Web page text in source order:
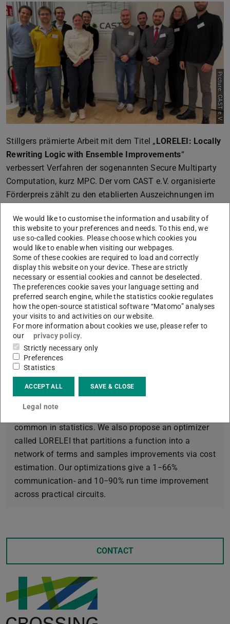
Picture: CAST e.V.
Stillgers prämierte Arbeit mit dem Titel „LORELEI: Locally
Rewriting Logic with Ensemble Improvements“
verbessert Verfahren der sogenannten Secure Multiparty
Computation, kurz MPC. Der vom CAST e.V. organisierte
Förderpreis zählt zu den etablierten Auszeichnungen im
wählte die Preisträgerinnen und Preisträger aus
insgesamt zehn Finalistinnen und Finalisten aus, die ihre
Arbeiten zuvor beim Finalisten-Workshop am Fraunhofer-
Institut für Sichere Informationstechnologie SIT öffentlich
vorgestellt hatten.
Abstract der Masterarbeit
Secure Multiparty Computation (MPC) protocols
allow to compute a function over private data like
medical data, financial transactions, and many
generalize the MPC protocols ASTRA (CCSW'19) and
computations of sums of products, which are
common in statistics. We also propose an optimizer
called LORELEI that partitions a function into a
network of terms and samples improvements via cost
estimation. Our optimizations give a 1−66%
communication- and 10−90% run time improvement
across practical circuits.
CONTACT
We would like to customise the information and usability of
this website to your preferences and needs. To this end, we
use so-called cookies. Please choose which cookies you
would like to enable when visiting our webpages.
Some of these cookies are required to load and correctly
display this website on your device. These are strictly
necessary or essential cookies and cannot be deselected.
The preferences cookie saves your language setting and
preferred search engine, while the statistics cookie regulates
how the open-source statistical software “Matomo” analyses
your visits to and activities on our website.
For more information about cookies we use, please refer to
our
privacy policy.
Strictly necessary only
Preferences
Statistics
ACCEPT ALL SAVE & CLOSE
Legal note